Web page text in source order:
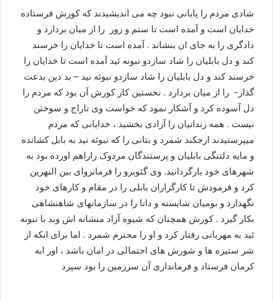
شادی مردم را پایانی نبود چه می اندیشیدند که کورش فرستاده
خدایان است و آمده است تا ستم و زور را از میان بردارد و
دادگری را به جای ان بنشاند . آمده است تا خدایان را خرسند
کند و دل بابلیان را شاد سازدو نبونه ئید آمده است تا خدایان را
خرسند کند و دل بابلیان را شاد سازدو نبوئه نید – بد دین بدعت
گذار- را از میان بردارد . نخستین کار کورش آن بود که مردم را
دل آسوده کرد و آشکار نمود که خواست وی تاراج و سوختن
نیست . همه زندانیان را آزادی بخشید ، خدایانی که مردم
میپرستیدند ارجکند شمرد و بتانی را که نبوئه نید به بابل کشانده
و مایه دلتنگی بابلیان و پرستندگان مردوک راراهم اورده بود به
شهرهای خود بازگردانید. وی گئوبرو را فرمانروای بین النهرین
کرد و فرمودش تا کارگزاران بابلی را در مقام و کارهای خود
نگهدارد و بومیان شایسته و دانا را در سازمانهای شاهنشاهی
بکار گیرد . کورش همچنان که شیوه آزاد منشانه اش وبد با نبونه
ئید به مهربانی رفتار کرد و او را محترم شمرد . اما برای انکه از
شر ستیزه ها و شورش های احتمالی در امان باشد ، اور ابه
کرمان فرستاد و فرمانداری آن سرزمین را بود سپرد